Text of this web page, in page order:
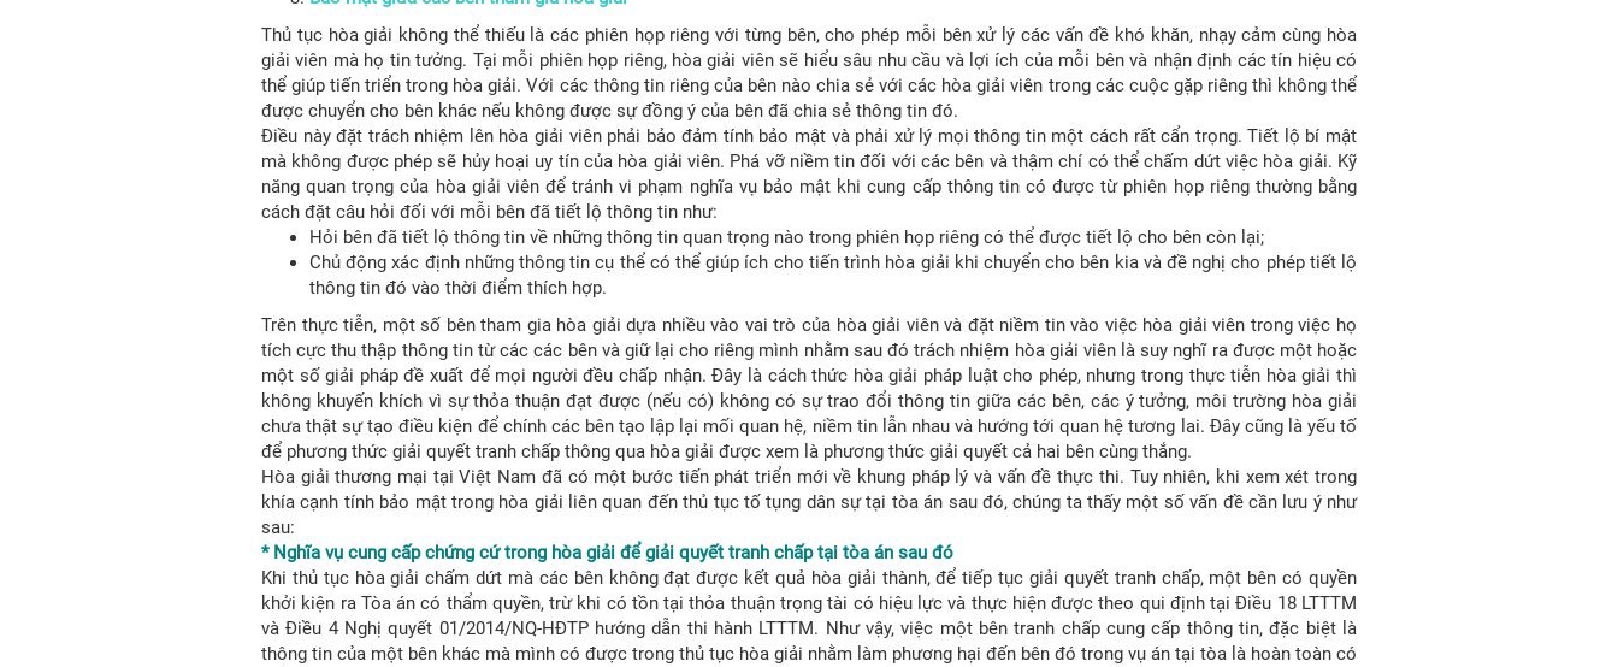
Thủ tục hòa giải không thể thiếu là các phiên họp riêng với từng bên, cho phép mỗi bên xử lý các vấn đề khó khăn, nhạy cảm cùng hòa
giải viên mà họ tin tưởng. Tại mỗi phiên họp riêng, hòa giải viên sẽ hiểu sâu nhu cầu và lợi ích của mỗi bên và nhận định các tín hiệu có
thể giúp tiến triển trong hòa giải. Với các thông tin riêng của bên nào chia sẻ với các hòa giải viên trong các cuộc gặp riêng thì không thể
được chuyển cho bên khác nếu không được sự đồng ý của bên đã chia sẻ thông tin đó.
Điều này đặt trách nhiệm lên hòa giải viên phải bảo đảm tính bảo mật và phải xử lý mọi thông tin một cách rất cẩn trọng. Tiết lộ bí mật
mà không được phép sẽ hủy hoại uy tín của hòa giải viên. Phá vỡ niềm tin đối với các bên và thậm chí có thể chấm dứt việc hòa giải. Kỹ
năng quan trọng của hòa giải viên để tránh vi phạm nghĩa vụ bảo mật khi cung cấp thông tin có được từ phiên họp riêng thường bằng
cách đặt câu hỏi đối với mỗi bên đã tiết lộ thông tin như:
Hỏi bên đã tiết lộ thông tin về những thông tin quan trọng nào trong phiên họp riêng có thể được tiết lộ cho bên còn lại;
Chủ động xác định những thông tin cụ thể có thể giúp ích cho tiến trình hòa giải khi chuyển cho bên kia và đề nghị cho phép tiết lộ
thông tin đó vào thời điểm thích hợp.
Trên thực tiễn, một số bên tham gia hòa giải dựa nhiều vào vai trò của hòa giải viên và đặt niềm tin vào việc hòa giải viên trong việc họ
tích cực thu thập thông tin từ các các bên và giữ lại cho riêng mình nhằm sau đó trách nhiệm hòa giải viên là suy nghĩ ra được một hoặc
một số giải pháp đề xuất để mọi người đều chấp nhận. Đây là cách thức hòa giải pháp luật cho phép, nhưng trong thực tiễn hòa giải thì
không khuyến khích vì sự thỏa thuận đạt được (nếu có) không có sự trao đổi thông tin giữa các bên, các ý tưởng, môi trường hòa giải
chưa thật sự tạo điều kiện để chính các bên tạo lập lại mối quan hệ, niềm tin lẫn nhau và hướng tới quan hệ tương lai. Đây cũng là yếu tố
để phương thức giải quyết tranh chấp thông qua hòa giải được xem là phương thức giải quyết cả hai bên cùng thắng.
Hòa giải thương mại tại Việt Nam đã có một bước tiến phát triển mới về khung pháp lý và vấn đề thực thi. Tuy nhiên, khi xem xét trong
khía cạnh tính bảo mật trong hòa giải liên quan đến thủ tục tố tụng dân sự tại tòa án sau đó, chúng ta thấy một số vấn đề cần lưu ý như
sau:
* Nghĩa vụ cung cấp chứng cứ trong hòa giải để giải quyết tranh chấp tại tòa án sau đó
Khi thủ tục hòa giải chấm dứt mà các bên không đạt được kết quả hòa giải thành, để tiếp tục giải quyết tranh chấp, một bên có quyền
khởi kiện ra Tòa án có thẩm quyền, trừ khi có tồn tại thỏa thuận trọng tài có hiệu lực và thực hiện được theo qui định tại Điều 18 LTTTM
và Điều 4 Nghị quyết 01/2014/NQ-HĐTP hướng dẫn thi hành LTTTM. Như vậy, việc một bên tranh chấp cung cấp thông tin, đặc biệt là
thông tin của một bên khác mà mình có được trong thủ tục hòa giải nhằm làm phương hại đến bên đó trong vụ án tại tòa là hoàn toàn có